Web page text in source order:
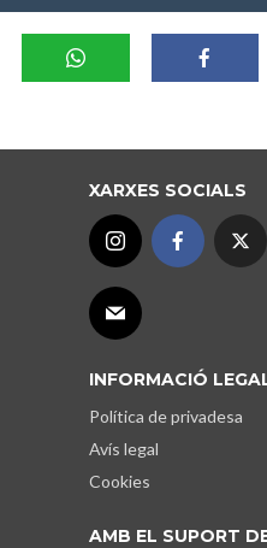
XARXES SOCIALS
INFORMACIÓ
Política de privadesa
Avís legal
Cookies
AMB EL SUPORT